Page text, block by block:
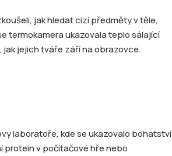
jak hledat cizí předměty v těle,
termokamera ukazovala teplo sálající
jejich tváře září na obrazovce.
laboratoře, kde se ukazovalo bohatství
protein v počítačové hře nebo